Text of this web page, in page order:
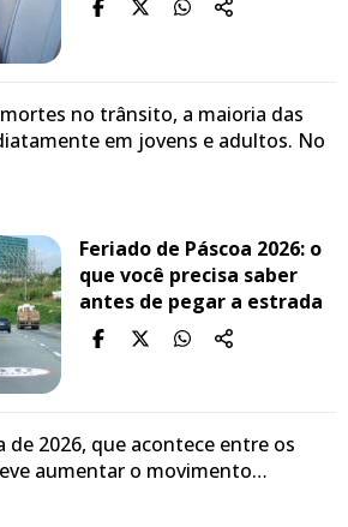
no trânsito, a maioria das
em jovens e adultos. No
Feriado de Páscoa 2026: o
que você precisa saber
antes de pegar a estrada
de 2026, que acontece entre os
aumentar o movimento…